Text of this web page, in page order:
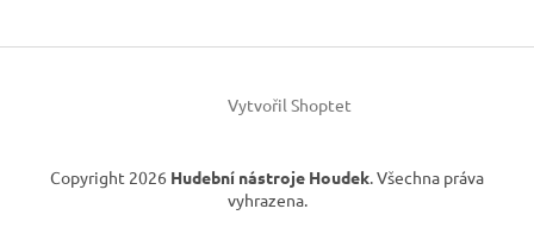
k
v
i
s
u
í
Vytvořil Shoptet
Copyright 2026 Hudební nástroje Houdek. Všechna práva
vyhrazena.